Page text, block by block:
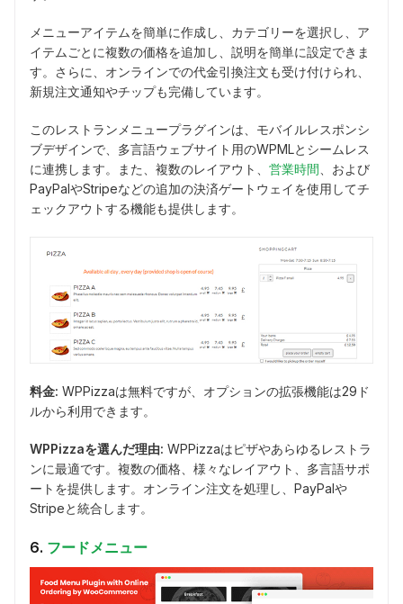
メニューアイテムを簡単に作成し、カテゴリーを選択し、ア
イテムごとに複数の価格を追加し、説明を簡単に設定できま
す。さらに、オンラインでの代金引換注文も受け付けられ、
新規注文通知やチップも完備しています。
このレストランメニュープラグインは、モバイルレスポンシ
ブデザインで、多言語ウェブサイト用のWPMLとシームレス
に連携します。また、複数のレイアウト、 営業時間 、および
PayPalやStripeなどの追加の決済ゲートウェイを使用してチ
ェックアウトする機能も提供します。
料金: WPPizzaは無料ですが、オプションの拡張機能は29ド
ルから利用できます。
WPPizzaを選んだ理由: WPPizzaはピザやあらゆるレストラ
ンに最適です。複数の価格、様々なレイアウト、多言語サポ
ートを提供します。オンライン注文を処理し、PayPalや
Stripeと統合します。
6. フードメニュー